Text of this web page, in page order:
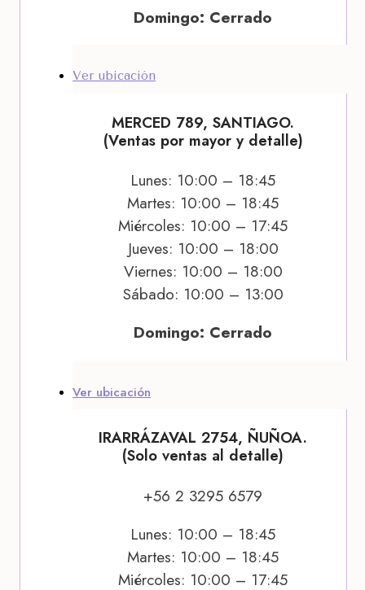
Domingo: Cerrado
Ver ubicación
MERCED 789, SANTIAGO.
(Ventas por mayor y detalle)
Lunes: 10:00 – 18:45
Martes: 10:00 – 18:45
Miércoles: 10:00 – 17:45
Jueves: 10:00 – 18:00
Viernes: 10:00 – 18:00
Sábado: 10:00 – 13:00
Domingo: Cerrado
Ver ubicación
IRARRÁZAVAL 2754, ÑUÑOA.
(Solo ventas al detalle)
+56 2 3295 6579
Lunes: 10:00 – 18:45
Martes: 10:00 – 18:45
Miércoles: 10:00 – 17:45